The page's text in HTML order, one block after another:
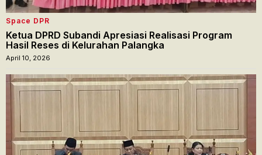
Space DPR
Ketua DPRD Subandi Apresiasi Realisasi Program
Hasil Reses di Kelurahan Palangka
April 10, 2026